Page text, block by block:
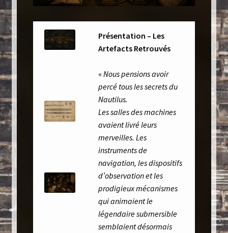
Panier
Pliant
Présentation – Les
Artefacts Retrouvés
«Nous pensions avoir
percé tous les secrets du
Nautilus.
Les salles des machines
avaient livré leurs
merveilles. Les
instruments de
navigation, les dispositifs
d’observation et les
prodigieux mécanismes
qui animaient le
légendaire submersible
semblaient désormais